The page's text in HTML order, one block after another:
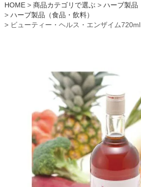
HOME 商品カテゴリで選ぶ
ハーブ製品
ハーブ製品（食品・飲料）
ビューティー・ヘルス・エンザイム720ml